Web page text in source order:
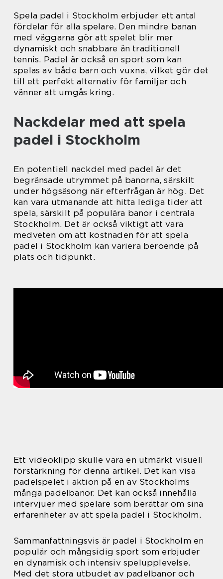
Spela padel i Stockholm erbjuder ett antal
fördelar för alla spelare. Den mindre banan
med väggarna gör att spelet blir mer
dynamiskt och snabbare än traditionell
tennis. Padel är också en sport som kan
spelas av både barn och vuxna, vilket gör det
till ett perfekt alternativ för familjer och
vänner att umgås kring.
Nackdelar med att spela
padel i Stockholm
En potentiell nackdel med padel är det
begränsade utrymmet på banorna, särskilt
under högsäsong när efterfrågan är hög. Det
kan vara utmanande att hitta lediga tider att
spela, särskilt på populära banor i centrala
Stockholm. Det är också viktigt att vara
medveten om att kostnaden för att spela
padel i Stockholm kan variera beroende på
plats och tidpunkt.
Ett videoklipp skulle vara en utmärkt visuell
förstärkning för denna artikel. Det kan visa
padelspelet i aktion på en av Stockholms
många padelbanor. Det kan också innehålla
intervjuer med spelare som berättar om sina
erfarenheter av att spela padel i Stockholm.
Sammanfattningsvis är padel i Stockholm en
populär och mångsidig sport som erbjuder
en dynamisk och intensiv spelupplevelse.
Med det stora utbudet av padelbanor och